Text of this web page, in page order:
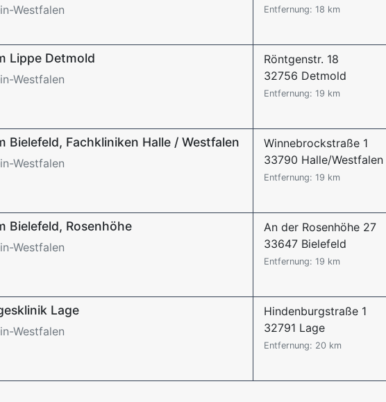
Westfalen Entfernung: 18 km
Lippe Detmold
Westfalen
Röntgenstr. 18
32756 Detmold
Entfernung: 19 km
Bielefeld, Fachkliniken Halle / Westfalen
Westfalen
Winnebrockstraße 1
33790 Halle/Westfalen
Entfernung: 19 km
Bielefeld, Rosenhöhe
Westfalen
An der Rosenhöhe 27
33647 Bielefeld
Entfernung: 19 km
Lage
Westfalen
Hindenburgstraße 1
32791 Lage
Entfernung: 20 km